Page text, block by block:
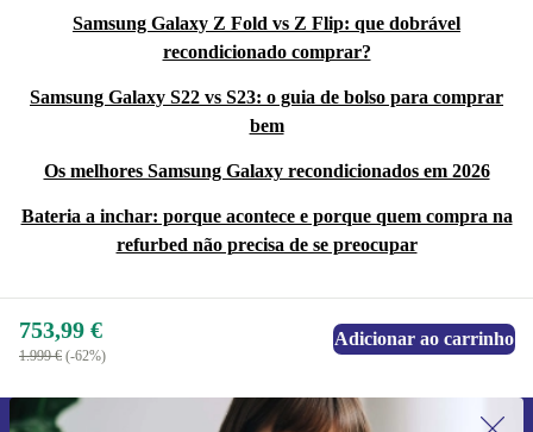
Samsung Galaxy Z Fold vs Z Flip: que dobrável
recondicionado comprar?
Samsung Galaxy S22 vs S23: o guia de bolso para comprar
bem
Os melhores Samsung Galaxy recondicionados em 2026
Bateria a inchar: porque acontece e porque quem compra na
refurbed não precisa de se preocupar
753,99 €
1.999 € (-62%)
Adicionar ao carrinho